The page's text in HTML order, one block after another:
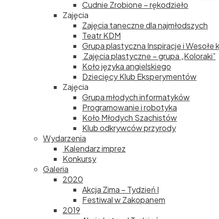
Cudnie Zrobione – rękodzieło
Zajęcia
Zajęcia taneczne dla najmłodszych
Teatr KDM
Grupa plastyczna Inspiracje i Wesołe
Zajęcia plastyczne – grupa „Koloraki”
Koło języka angielskiego
Dziecięcy Klub Eksperymentów
Zajęcia
Grupa młodych informatyków
Programowanie i robotyka
Koło Młodych Szachistów
Klub odkrywców przyrody
Wydarzenia
Kalendarz imprez
Konkursy
Galeria
2020
Akcja Zima – Tydzień I
Festiwal w Zakopanem
2019